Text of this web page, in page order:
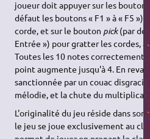
joueur doit appuyer sur les boutons
défaut les boutons « F1 » à « F5 »)
corde, et sur le bouton pick(par
Entrée ») pour gratter les cordes,
Toutes les 10 notes correctement
point augmente jusqu'à 4. En
sanctionnée par un couac
mélodie, et la chute du
L'originalité du jeu réside dans son
le jeu se joue exclusivement au